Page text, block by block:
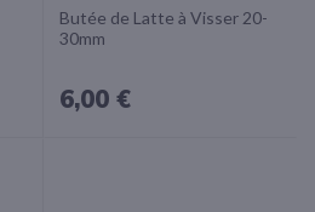
Butée de Latte à Visser 20-
30mm
6,00 €